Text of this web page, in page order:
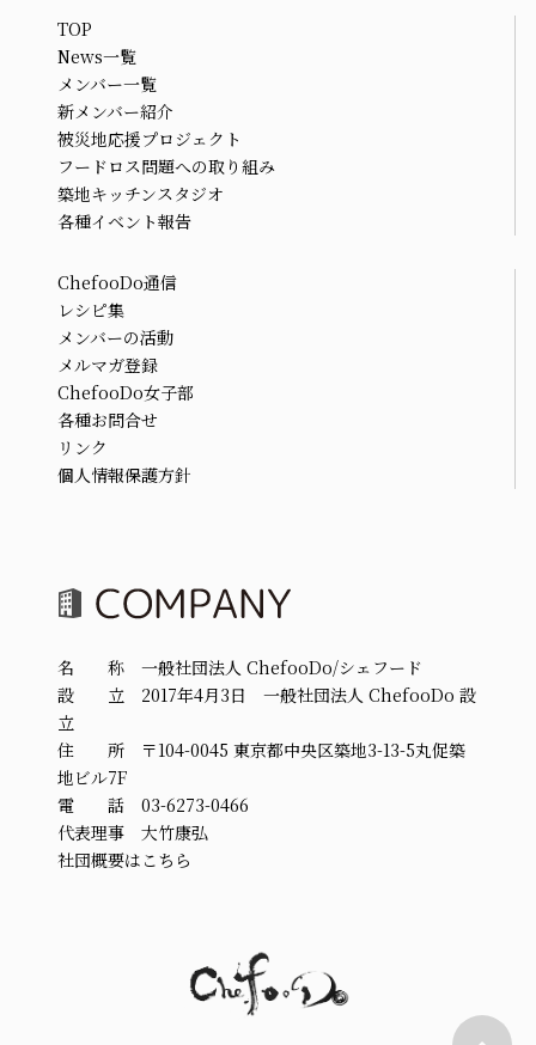
TOP
News一覧
メンバー一覧
新メンバー紹介
被災地応援プロジェクト
フードロス問題への取り組み
築地キッチンスタジオ
各種イベント報告
ChefooDo通信
レシピ集
メンバーの活動
メルマガ登録
ChefooDo女子部
各種お問合せ
リンク
個人情報保護方針
名 称 一般社団法人 ChefooDo/シェフード
設 立 2017年4月3日 一般社団法人 ChefooDo 設
立
住 所 〒104-0045 東京都中央区築地3-13-5丸促築
地ビル7F
電 話 03-6273-0466
代表理事 大竹康弘
社団概要はこちら